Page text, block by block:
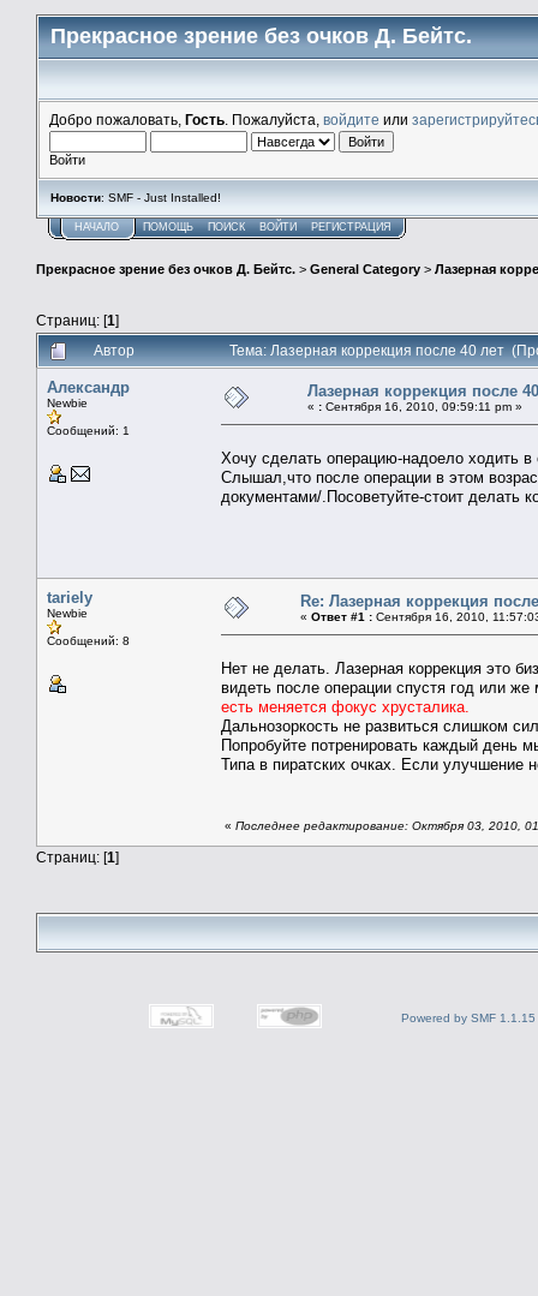
Прекрасное зрение без очков Д. Бейтс.
Добро пожаловать, Гость . Пожалуйста, войдите или
Войти
Новости: SMF - Just Installed!
НАЧАЛО ПОМОЩЬ ПОИСК ВОЙТИ РЕГИСТРАЦИЯ
Прекрасное зрение без очков Д. Бейтс. > General Category > Лазерная
Страниц: [1]
Автор
Тема: Лазерная коррекция после 40 лет
Александр
Newbie
Сообщений: 1
Лазерная коррекция после
« : Сентября 16, 2010, 09:59:11 pm »
Хочу сделать операцию-надоело ходить
Слышал,что после операции в этом
документами/.Посоветуйте-стоит делать
tariely
Newbie
Сообщений: 8
Re: Лазерная коррекция
« Ответ #1 : Сентября 16, 2010,
Нет не делать. Лазерная коррекция это
видеть после операции спустя год или
есть меняется фокус хрусталика.
Дальнозоркость не развиться слишком
Попробуйте потренировать каждый день
Типа в пиратских очках. Если улучшение
« Последнее редактирование: Октября 03, 2010,
Страниц: [1]
Powered by SMF 1.1.15